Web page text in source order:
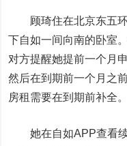
顾琦住在北京东五环
下自如一间向南的卧室
对方提醒她提前一个月
然后在到期前一个月之
房租需要在到期前补全。
她在自如APP查看续